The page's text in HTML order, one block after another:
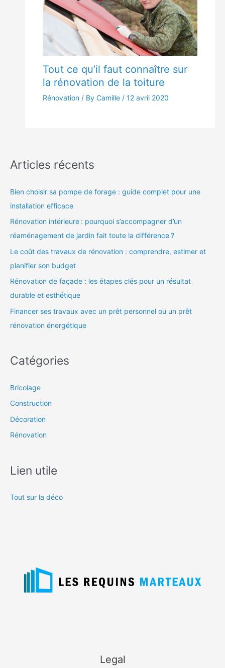
Tout ce qu’il faut connaître sur
la rénovation de la toiture
Rénovation / By Camille / 12 avril 2020
Articles récents
Bien choisir sa pompe de forage : guide complet pour une
installation efficace
Rénovation intérieure : pourquoi s’accompagner d’un
réaménagement de jardin fait toute la différence ?
Le coût des travaux de rénovation : comprendre, estimer et
planifier son budget
Rénovation de façade : les étapes clés pour un résultat
durable et esthétique
Financer ses travaux avec un prêt personnel ou un prêt
rénovation énergétique
Catégories
Bricolage
Construction
Décoration
Rénovation
Lien utile
Tout sur la déco
Legal